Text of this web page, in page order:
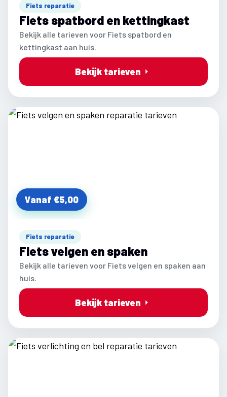
Fiets reparatie
Fiets spatbord en kettingkast
Bekijk alle tarieven voor Fiets spatbord en
kettingkast aan huis.
Bekijk tarieven
Vanaf €5,00
Fiets reparatie
Fiets velgen en spaken
Bekijk alle tarieven voor Fiets velgen en spaken aan
huis.
Bekijk tarieven